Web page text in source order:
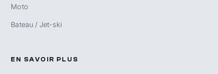
Moto
Bateau / Jet-ski
EN SAVOIR PLUS